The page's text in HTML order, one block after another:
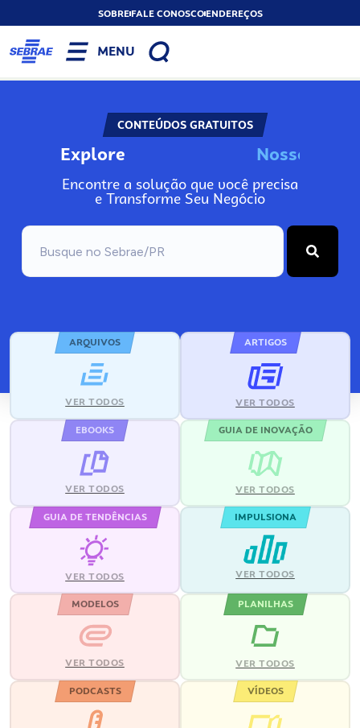
SOBREFALE CONOSCOENDEREÇOS
MENU
CONTEÚDOS GRATUITOS
Explore Nosso
Encontre a solução que você precisa
e Transforme Seu Negócio
ARQUIVOS
VER TODOS
ARTIGOS
VER TODOS
EBOOKS
VER TODOS
GUIA DE INOVAÇÃO
VER TODOS
GUIA DE TENDÊNCIAS
VER TODOS
IMPULSIONA
VER TODOS
MODELOS
VER TODOS
PLANILHAS
VER TODOS
PODCASTS VÍDEOS